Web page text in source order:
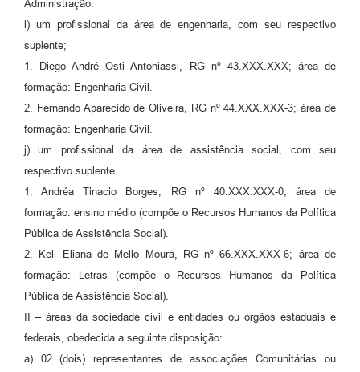
Administração.
i) um profissional da área de engenharia, com seu respectivo
suplente;
1. Diego André Osti Antoniassi, RG nº 43.XXX.XXX; área de
formação: Engenharia Civil.
2. Fernando Aparecido de Oliveira, RG nº 44.XXX.XXX-3; área de
formação: Engenharia Civil.
j) um profissional da área de assistência social, com seu
respectivo suplente.
1. Andréa Tinacio Borges, RG nº 40.XXX.XXX-0; área de
formação: ensino médio (compõe o Recursos Humanos da Política
Pública de Assistência Social).
2. Keli Eliana de Mello Moura, RG nº 66.XXX.XXX-6; área de
formação: Letras (compõe o Recursos Humanos da Política
Pública de Assistência Social).
II – áreas da sociedade civil e entidades ou órgãos estaduais e
federais, obedecida a seguinte disposição:
a) 02 (dois) representantes de associações Comunitárias ou